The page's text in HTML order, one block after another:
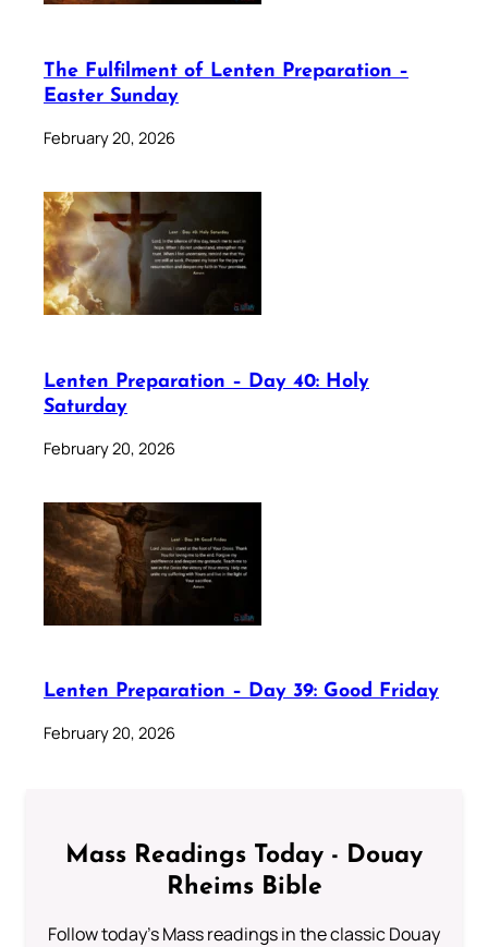
The Fulfilment of Lenten Preparation –
Easter Sunday
February 20, 2026
Lenten Preparation – Day 40: Holy
Saturday
February 20, 2026
Lenten Preparation – Day 39: Good Friday
February 20, 2026
Mass Readings Today - Douay
Rheims Bible
Follow today's Mass readings in the classic Douay